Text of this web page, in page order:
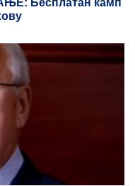
Бесплатан камп